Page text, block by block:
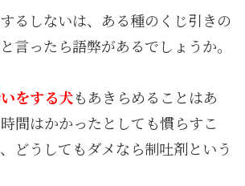
るしないは、ある種のくじ引きの
と言ったら語弊があるでしょうか。
をする犬もあきらめることはあ
間はかかったとしても慣らすこ
どうしてもダメなら制吐剤という